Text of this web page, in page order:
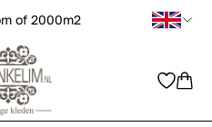
of 2000m2